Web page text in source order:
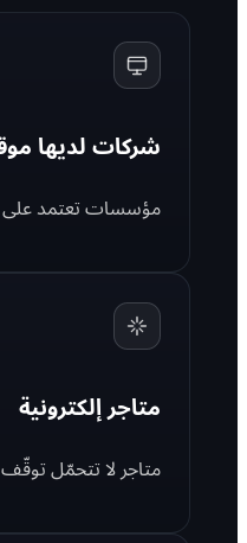
شركات لديها
مؤسسات تعتمد على
متاجر إلكترونية
متاجر لا تتحمّل